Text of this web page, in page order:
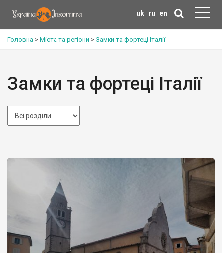
uk ru en
Головна > Міста та регіони > Замки та фортеці Італії
Замки та фортеці Італії